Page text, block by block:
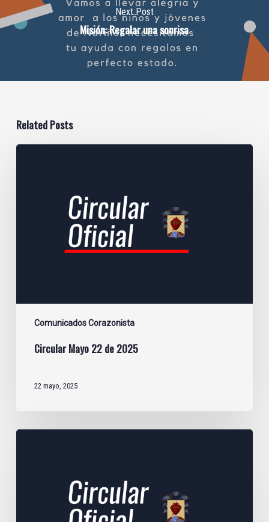
Next Post
Misión: Regalar una sonrisa
Related Posts
Comunicados Corazonista
Circular
Circular Mayo 22 de 2025
22 mayo, 2025
Circular